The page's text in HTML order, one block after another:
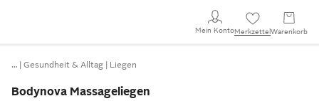
Mein KontoMerkzettel Warenkorb
… Gesundheit & Alltag Liegen
Bodynova Massageliegen